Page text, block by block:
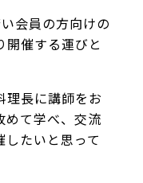
会員の方向けの
催する運びと
理長に講師をお
めて学べ、交流
たいと思って